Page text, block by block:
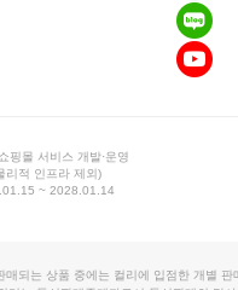
핑몰 서비스 개발·운영
리적 인프라 제외)
~ 2028.01.14
매되는 상품 중에는 컬리에 입점한 개별